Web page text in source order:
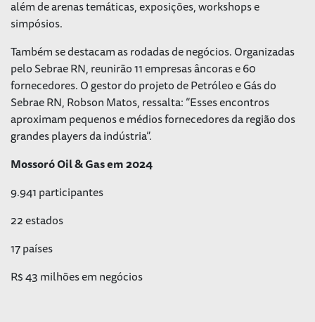
além de arenas temáticas, exposições, workshops e
simpósios.
Também se destacam as rodadas de negócios. Organizadas
pelo Sebrae RN, reunirão 11 empresas âncoras e 60
fornecedores. O gestor do projeto de Petróleo e Gás do
Sebrae RN, Robson Matos, ressalta: “Esses encontros
aproximam pequenos e médios fornecedores da região dos
grandes players da indústria”.
Mossoró Oil & Gas em 2024
9.941 participantes
22 estados
17 países
R$ 43 milhões em negócios